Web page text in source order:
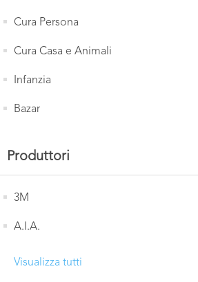
Cura Persona
Cura Casa e Animali
Infanzia
Bazar
Produttori
3M
A.I.A.
Visualizza tutti